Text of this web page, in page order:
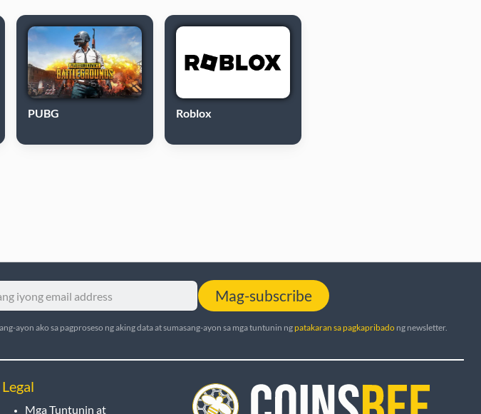
PUBG Roblox
Mag-subscribe
ayon ako sa pagproseso ng aking data at sumasang-ayon sa mga tuntunin ngpatakaran sa pagkapribadong newsletter.
Legal
Mga Tuntunin at